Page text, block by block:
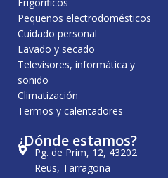
Pequeños electrodomésticos
Cuidado personal
Lavado y secado
Televisores, informática y
sonido
Climatización
Termos y calentadores
¿Dónde estamos?
Pg. de Prim, 12, 43202
Reus, Tarragona